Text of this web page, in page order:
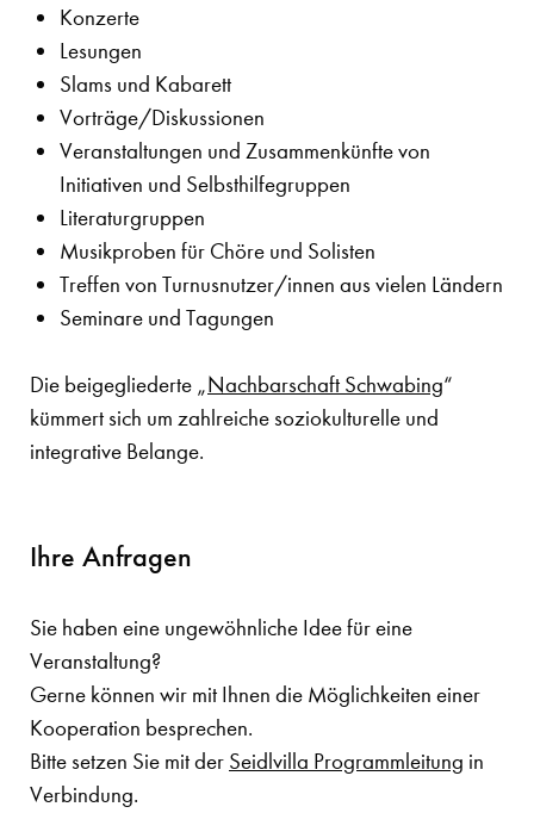
Konzerte
Lesungen
Slams und Kabarett
Vorträge/Diskussionen
Veranstaltungen und Zusammenkünfte von
Initiativen und Selbsthilfegruppen
Literaturgruppen
Musikproben für Chöre und Solisten
Treffen von Turnusnutzer/innen aus vielen Ländern
Seminare und Tagungen
Die beigegliederte „Nachbarschaft Schwabing“
kümmert sich um zahlreiche soziokulturelle und
integrative Belange.
Ihre Anfragen
Sie haben eine ungewöhnliche Idee für eine
Veranstaltung?
Gerne können wir mit Ihnen die Möglichkeiten einer
Kooperation besprechen.
Bitte setzen Sie mit der Seidlvilla Programmleitung in
Verbindung.